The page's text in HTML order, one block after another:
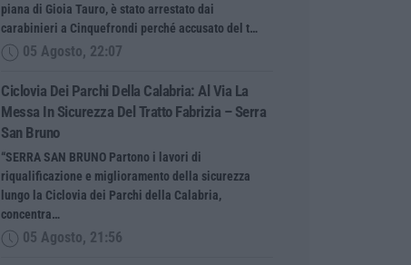
piana di Gioia Tauro, è stato arrestato dai
carabinieri a Cinquefrondi perché accusato del t…
05 Agosto, 22:07
Ciclovia Dei Parchi Della Calabria: Al Via La
Messa In Sicurezza Del Tratto Fabrizia – Serra
San Bruno
“SERRA SAN BRUNO Partono i lavori di
riqualificazione e miglioramento della sicurezza
lungo la Ciclovia dei Parchi della Calabria,
concentra…
05 Agosto, 21:56